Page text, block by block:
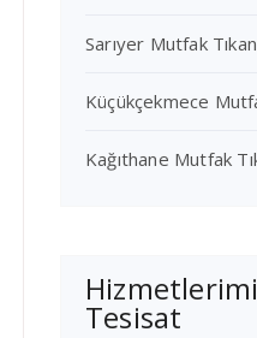
Sarıyer Mutfak
Küçükçekmece
Kağıthane Mutfak
Tesisat